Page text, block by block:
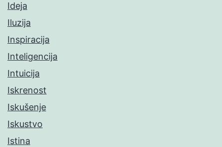
Ideja
Iluzija
Inspiracija
Inteligencija
Intuicija
Iskrenost
Iskušenje
Iskustvo
Istina